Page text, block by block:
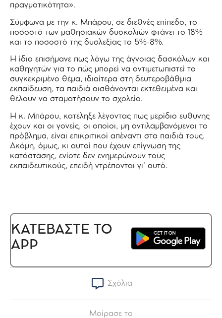
πραγματικότητα».
Σύμφωνα με την κ. Μπάρου, σε διεθνές επίπεδο, το
ποσοστό των μαθησιακών δυσκολιών φτάνει το 18%
και το ποσοστό της δυσλεξίας το 5%-8%.
Η ίδια επισήμανε πως λόγω της άγνοιας δασκάλων και
καθηγητών για το πώς μπορεί να αντιμετωπιστεί το
συγκεκριμένο θέμα, ιδιαίτερα στη δευτεροβάθμια
εκπαίδευση, τα παιδιά αισθάνονται εκτεθειμένα και
θέλουν να σταματήσουν το σχολείο.
Η κ. Μπάρου, κατέληξε λέγοντας πως μερίδιο ευθύνης
έχουν και οι γονείς, οι οποίοι, μη αντιλαμβανόμενοι το
πρόβλημα, είναι επικριτικοί απέναντι στα παιδιά τους.
Ακόμη, όμως, κι αυτοί που έχουν επίγνωση της
κατάστασης, ενίοτε δεν ενημερώνουν τους
εκπαιδευτικούς, επειδή ντρέπονται γι’ αυτό.
ΚΑΤΕΒΑΣΤΕ ΤΟ
APP
Σχόλια
Μοίρασε το